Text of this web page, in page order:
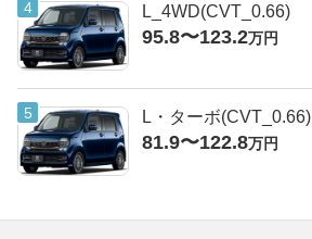
L_4WD(CVT_0.66)
95.8〜123.2万円
L・ターボ(CVT_0.66)
81.9〜122.8万円